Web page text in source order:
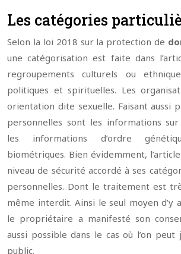
Les catégories
Selon la loi 2018 sur la protection de
une catégorisation est faite dans
regroupements culturels ou
politiques et spirituelles. Les
orientation dite sexuelle. Faisant aussi
personnelles sont les informations sur
les informations d’ordre
biométriques. Bien évidemment,
niveau de sécurité accordé à ses
personnelles. Dont le traitement est
même interdit. Ainsi le seul moyen d’y
le propriétaire a manifesté son
aussi possible dans le cas où l’on
public.